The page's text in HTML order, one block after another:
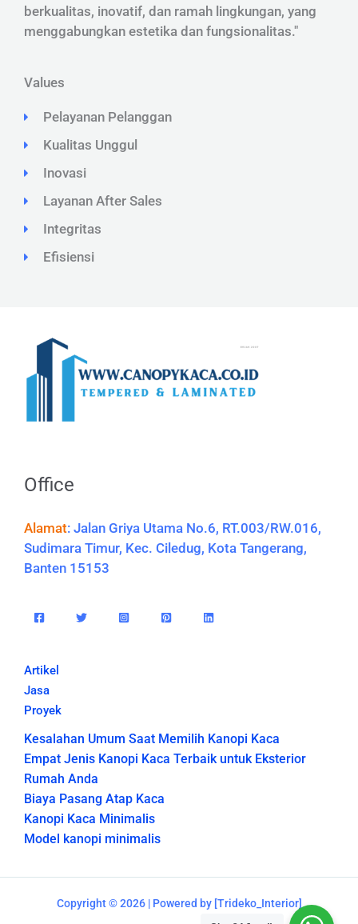
berkualitas, inovatif, dan ramah lingkungan, yang
menggabungkan estetika dan fungsionalitas."
Values
Pelayanan Pelanggan
Kualitas Unggul
Inovasi
Layanan After Sales
Integritas
Efisiensi
Office
Alamat: Jalan Griya Utama No.6, RT.003/RW.016,
Sudimara Timur, Kec. Ciledug, Kota Tangerang,
Banten 15153
Artikel
Jasa
Proyek
Kesalahan Umum Saat Memilih Kanopi Kaca
Empat Jenis Kanopi Kaca Terbaik untuk Eksterior
Rumah Anda
Biaya Pasang Atap Kaca
Kanopi Kaca Minimalis
Model kanopi minimalis
Copyright © 2026 | Powered by [Trideko_Interior]